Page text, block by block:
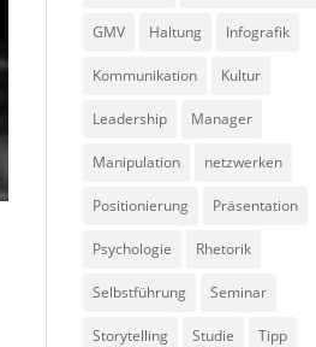
GMV Haltung Infografik
Kommunikation Kultur
Leadership Manager
Manipulation netzwerken
Positionierung Präsentation
Psychologie Rhetorik
Selbstführung Seminar
Storytelling Studie Tipp